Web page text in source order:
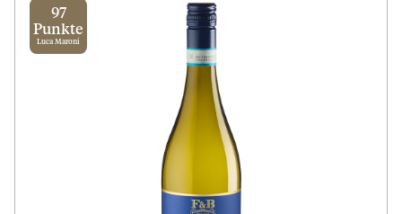
97
Punkte
Luca Maroni